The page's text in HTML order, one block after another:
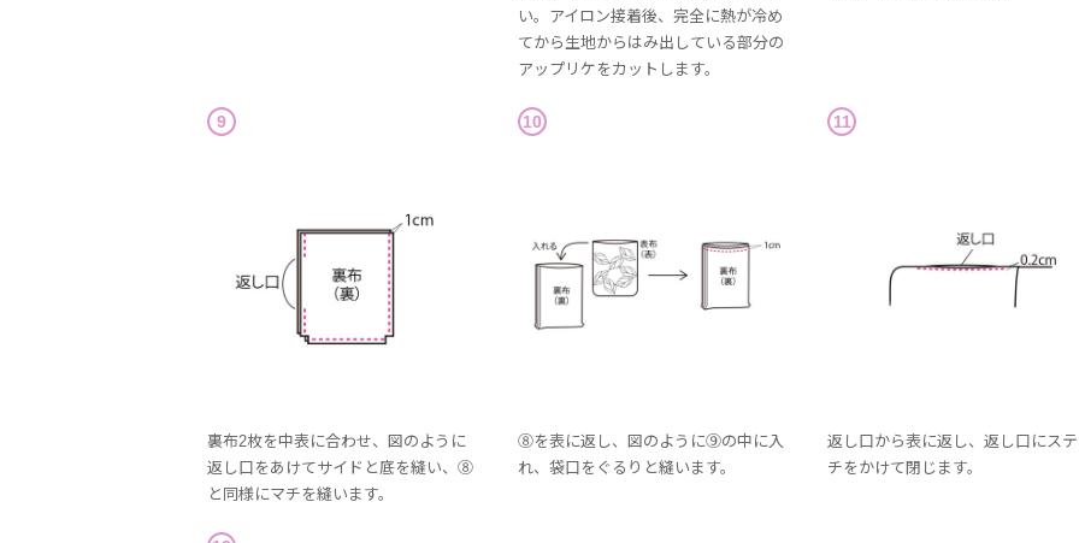
い。アイロン接着後、完全に熱が冷め
てから生地からはみ出している部分の
アップリケをカットします。
9
裏布2枚を中表に合わせ、図のように
返し口をあけてサイドと底を縫い、⑧
と同様にマチを縫います。
10
⑧を表に返し、図のように⑨の中に入
れ、袋口をぐるりと縫います。
11
返し口から表に返し、返し口にス
チをかけて閉じます。